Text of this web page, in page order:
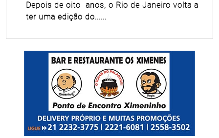
Depois de oito anos, o Rio de Janeiro volta a
ter uma edição do......